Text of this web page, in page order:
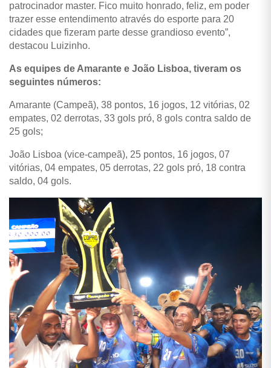
patrocinador master. Fico muito honrado, feliz, em poder
trazer esse entendimento através do esporte para 20
cidades que fizeram parte desse grandioso evento”,
destacou Luizinho.
As equipes de Amarante e João Lisboa, tiveram os
seguintes números:
Amarante (Campeã), 38 pontos, 16 jogos, 12 vitórias, 02
empates, 02 derrotas, 33 gols pró, 8 gols contra saldo de
25 gols;
João Lisboa (vice-campeã), 25 pontos, 16 jogos, 07
vitórias, 04 empates, 05 derrotas, 22 gols pró, 18 contra
saldo, 04 gols.